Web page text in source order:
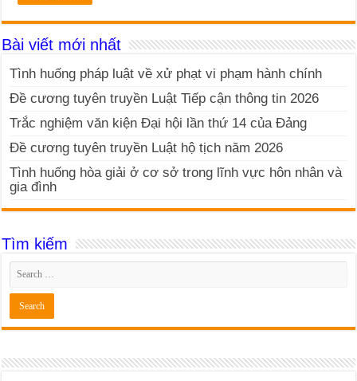
Bài viết mới nhất
Tình huống pháp luật về xử phạt vi phạm hành chính
Đề cương tuyên truyền Luật Tiếp cận thông tin 2026
Trắc nghiệm văn kiện Đại hội lần thứ 14 của Đảng
Đề cương tuyên truyền Luật hộ tịch năm 2026
Tình huống hòa giải ở cơ sở trong lĩnh vực hôn nhân và
gia đình
Tìm kiếm